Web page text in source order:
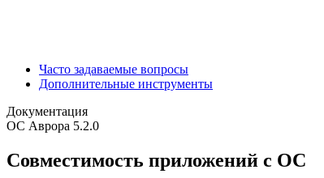
Часто задаваемые вопросы
Дополнительные инструменты
Документация
ОС Аврора 5.2.0
Совместимость приложений с ОС